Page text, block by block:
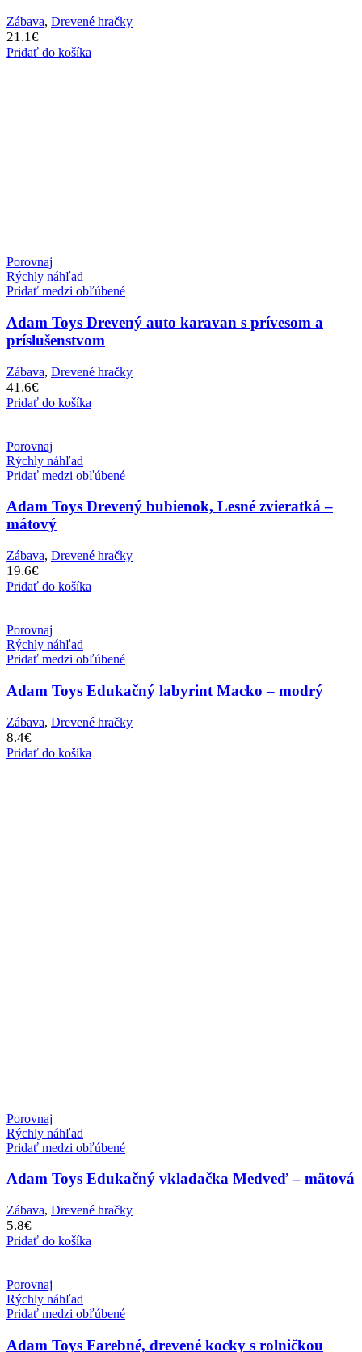
Zábava, Drevené hračky
21.1€
Pridať do košíka
Porovnaj
Rýchly náhľad
Pridať medzi obľúbené
Adam Toys Drevený auto karavan s prívesom a
príslušenstvom
Zábava, Drevené hračky
41.6€
Pridať do košíka
Porovnaj
Rýchly náhľad
Pridať medzi obľúbené
Adam Toys Drevený bubienok, Lesné zvieratká –
mátový
Zábava, Drevené hračky
19.6€
Pridať do košíka
Porovnaj
Rýchly náhľad
Pridať medzi obľúbené
Adam Toys Edukačný labyrint Macko – modrý
Zábava, Drevené hračky
8.4€
Pridať do košíka
Porovnaj
Rýchly náhľad
Pridať medzi obľúbené
Adam Toys Edukačný vkladačka Medveď – mätová
Zábava, Drevené hračky
5.8€
Pridať do košíka
Porovnaj
Rýchly náhľad
Pridať medzi obľúbené
Adam Toys Farebné, drevené kocky s rolničkou